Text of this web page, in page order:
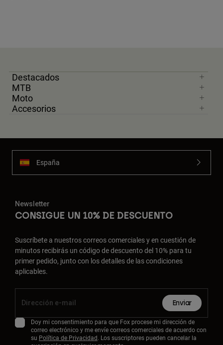
Destacados
MTB
Moto
Accesorios
España
Newsletter
CONSIGUE UN 10% DE DESCUENTO
Suscríbete a nuestros correos comerciales y en cuestión de
minutos recibirás un código de descuento del 10% para tu
primer pedido, junto con los detalles de las condiciones
aplicables.
Enviar
Doy mi consentimiento para que Fox procese mi dirección de
correo electrónico y me envíe correos comerciales de acuerdo con
su Política de Privacidad. Los suscriptores pueden cancelar la